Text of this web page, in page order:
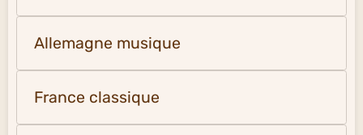
Allemagne musique
France classique